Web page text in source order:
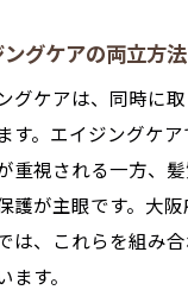
グケアの両立方
グケアは、同時に
す。エイジングケ
重視される一方、
護が主眼です。大
は、これらを組み
ます。